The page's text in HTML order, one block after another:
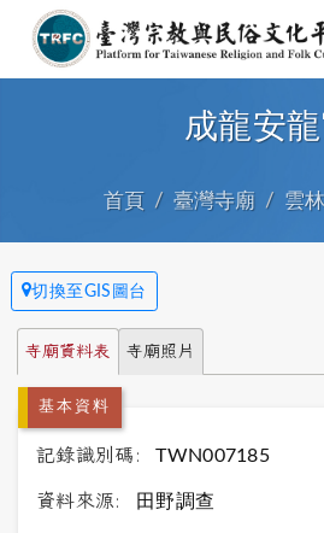
成龍安
首頁 臺灣寺廟 雲
切換至GIS圖台
寺廟資料表 寺廟照片
基本資料
記錄識別碼: TWN007185
資料來源: 田野調查